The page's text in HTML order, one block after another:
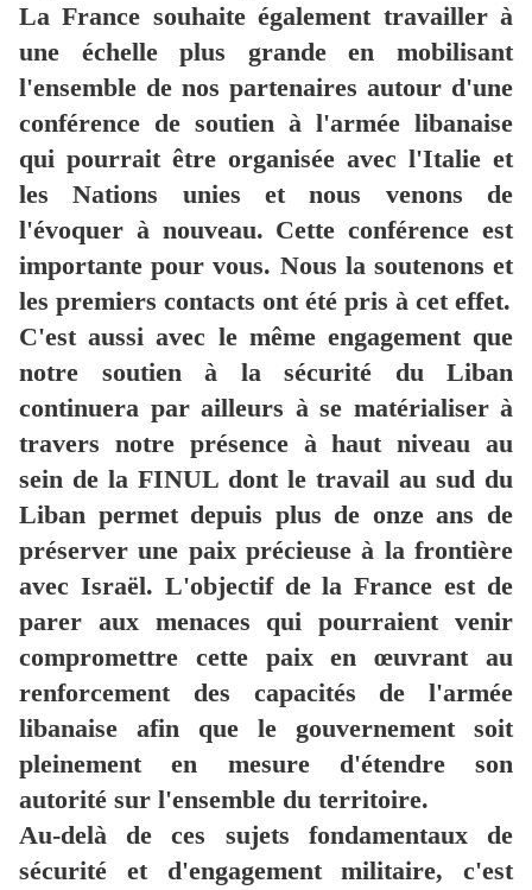
La France souhaite également travailler à
une échelle plus grande en mobilisant
l'ensemble de nos partenaires autour d'une
conférence de soutien à l'armée libanaise
qui pourrait être organisée avec l'Italie et
les Nations unies et nous venons de
l'évoquer à nouveau. Cette conférence est
importante pour vous. Nous la soutenons et
les premiers contacts ont été pris à cet effet.
C'est aussi avec le même engagement que
notre soutien à la sécurité du Liban
continuera par ailleurs à se matérialiser à
travers notre présence à haut niveau au
sein de la FINUL dont le travail au sud du
Liban permet depuis plus de onze ans de
préserver une paix précieuse à la frontière
avec Israël. L'objectif de la France est de
parer aux menaces qui pourraient venir
compromettre cette paix en œuvrant au
renforcement des capacités de l'armée
libanaise afin que le gouvernement soit
pleinement en mesure d'étendre son
autorité sur l'ensemble du territoire.
Au-delà de ces sujets fondamentaux de
sécurité et d'engagement militaire, c'est